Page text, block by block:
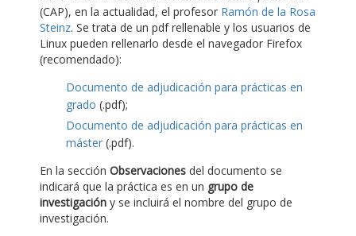
(CAP), en la actualidad, el profesor Ramón de la Rosa
Steinz. Se trata de un pdf rellenable y los usuarios de
Linux pueden rellenarlo desde el navegador Firefox
(recomendado):
Documento de adjudicación para prácticas en
grado (.pdf);
Documento de adjudicación para prácticas en
máster (.pdf).
En la sección Observaciones del documento se
indicará que la práctica es en un grupo de
investigación y se incluirá el nombre del grupo de
investigación.